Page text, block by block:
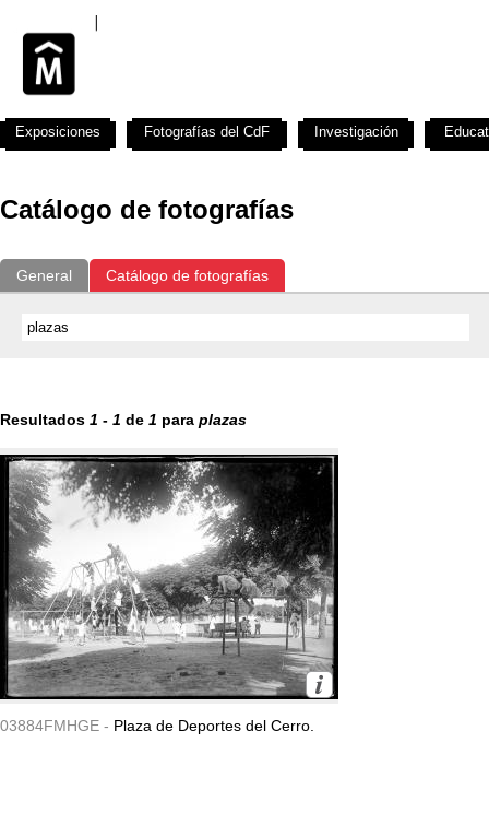
Catálogo de fotografías
General Catálogo de fotografías
Resultados 1 - 1 de 1 para plazas
03884FMHGE - Plaza de Deportes del Cerro.
Exposiciones Fotografías del CdF Investigación